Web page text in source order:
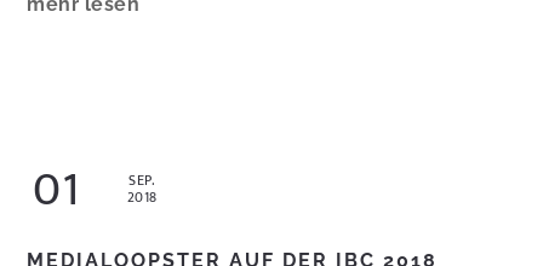
mehr lesen
SEP.
01 2018
MEDIALOOPSTER AUF DER IBC 2018